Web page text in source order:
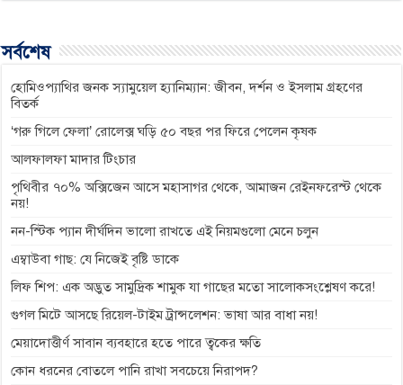
o
o
n
g
r
A
p
r
a
i
n
সর্বশেষ
হোমিওপ্যাথির জনক স্যামুয়েল হ্যানিম্যান: জীবন, দর্শন ও ইসলাম গ্রহণের
বিতর্ক
‘গরু গিলে ফেলা’ রোলেক্স ঘড়ি ৫০ বছর পর ফিরে পেলেন কৃষক
আলফালফা মাদার টিংচার
পৃথিবীর ৭০% অক্সিজেন আসে মহাসাগর থেকে, আমাজন রেইনফরেস্ট থেকে
নয়!
নন-স্টিক প্যান দীর্ঘদিন ভালো রাখতে এই নিয়মগুলো মেনে চলুন
এম্বাউবা গাছ: যে নিজেই বৃষ্টি ডাকে
লিফ শিপ: এক অদ্ভুত সামুদ্রিক শামুক যা গাছের মতো সালোকসংশ্লেষণ করে!
গুগল মিটে আসছে রিয়েল-টাইম ট্রান্সলেশন: ভাষা আর বাধা নয়!
মেয়াদোত্তীর্ণ সাবান ব্যবহারে হতে পারে ত্বকের ক্ষতি
কোন ধরনের বোতলে পানি রাখা সবচেয়ে নিরাপদ?